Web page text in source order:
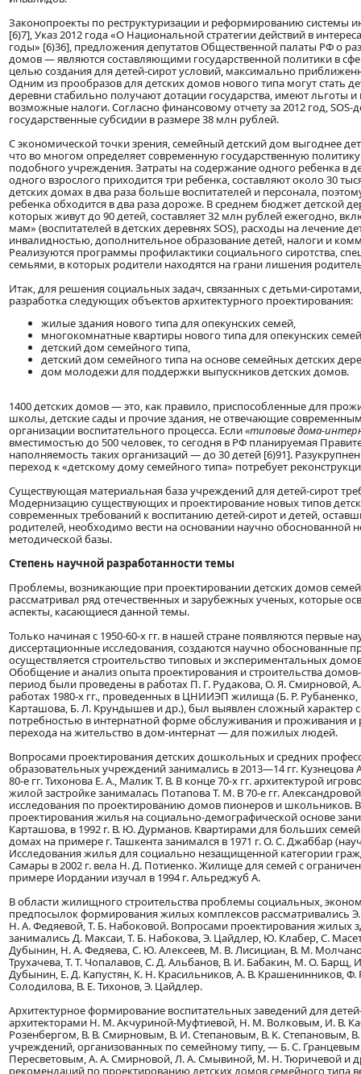
Законопроекты по реструктуризации и реформированию системы
[6)7], Указ 2012 года «О Национальной стратегии действий в
годы» [6)36], предложения депутатов Общественной палаты РФ о
домов — являются составляющими государственной политики в
целью создания для детей-сирот условий, максимально
Одним из прообразов для детских домов нового типа могут стать
деревни стабильно получают дотации государства, имеют льготы
возможные налоги. Согласно финансовому отчету за 2012 год,
государственные субсидии в размере 38 млн рублей.
С экономической точки зрения, семейный детский дом выгоднее
что во многом определяет современную государственную
подобного учреждения. Затраты на содержание одного ребенка в
одного взрослого приходится три ребенка, составляют около 30
детских домах в два раза больше воспитателей и персонала,
ребенка обходится в два раза дороже. В среднем бюджет детской
которых живут до 90 детей, составляет 32 млн рублей ежегодно,
мам» (воспитателей в детских деревнях SOS), расходы на лечение
инвалидностью, дополнительное образование детей, налоги и
Реализуются программы профилактики социального сиротства,
семьями, в которых родители находятся на грани лишения
Итак, для решения социальных задач, связанных с детьми-
разработка следующих объектов архитектурного проектирования:
жилые здания нового типа для опекунских семей,
многокомнатные квартиры нового типа для опекунских
детский дом семейного типа,
детский дом семейного типа на основе семейных детских
дом молодежи для поддержки выпускников детских домов.
1400 детских домов — это, как правило, приспособленные для
школы, детские сады и прочие здания, не отвечающие
организации воспитательного процесса. Если«типовые дома-
вместимостью до 500 человек, то сегодня в РФ планируемая
наполняемость таких организаций — до 30 детей [6)91].
переход к «детскому дому семейного типа» потребует
Существующая материальная база учреждений для детей-сирот
Модернизацию существующих и проектирование новых типов
современных требований к воспитанию детей-сирот и детей,
родителей, необходимо вести на основании научно обоснованной
методической базы.
Степень научной разработанности темы
Проблемы, возникающие при проектировании детских домов
рассматривал ряд отечественных и зарубежных ученых, которые
аспекты, касающиеся данной темы.
Только начиная с 1950-60-х гг. в нашей стране появляются первые
диссертационные исследования, создаются научно обоснованные
осуществляется строительство типовых и экспериментальных
Обобщение и анализ опыта проектирования и строительства домов-
период были проведены в работах П. Г. Рудакова, О. Я. Смирновой,
работах 1980-х гг., проведенных в ЦНИИЭП жилища (Б. Р. Рубаненко,
Карташова, Б. Л. Крундышев и др.), был выявлен сложный характер
потребностью в интернатной форме обслуживания и проживания
перехода на жительство в дом-интернат — для пожилых людей.
Вопросами проектирования детских дошкольных и средних
образовательных учреждений занимались в 2013—14 гг. Кузнецова
80-е гг. Тихонова Е. А., Малик Т. В. В конце 70-х гг. архитектурой
жилой застройке занималась Потапова Т. М. В 70-е гг.
исследования по проектированию домов пионеров и школьников.
проектирования жилья на социально-демографической основе
Карташова, в 1992 г. В. Ю. Дурманов. Квартирами для больших
домах на примере г. Ташкента занимался в 1971 г. О. С. Джаббар
Исследования жилья для социально незащищенной категории
Самары в 2002 г. вела Н. Д. Потиенко. Жилище для семей с
примере Иордании изучал в 1994 г. Альреджуб А.
В области жилищного строительства проблемы социальных,
предпосылок формирования жилых комплексов рассматривались
Н. А. Федяевой, Т. Б. Набоковой. Вопросами проектирования жилых
занимались Д. Максаи, Т. Б. Набокова, Э. Цайдлер, Ю. Клабер, С.
Дубынин, Н. А. Федяева, С. Ю. Алексеев, М. B. Лисициан, В. М.
Трухачева, Т. Т. Чопалавов, С. Д. Альбанов, В. И. Бабакин, М. О. Барщ,
Дубынин, Е. Д. Капустян, К. Н. Красильников, А. В. Крашенинников, Ф.
Солодилова, В. Е. Тихонов, Э. Цайдлер.
Архитектурное формирование воспитательных заведений для
архитекторами Н. М. Акчуриной-Муфтиевой, Н. М. Волковым, И. В.
Розенбергом, В. В. Смирновым, В. И. Степановым, В. К. Степановым,
учреждений, организованных по семейному типу, — Б. С.
Пересветовым, А. А. Смирновой, Л. А. Смывиной, М. Н. Тюричевой и